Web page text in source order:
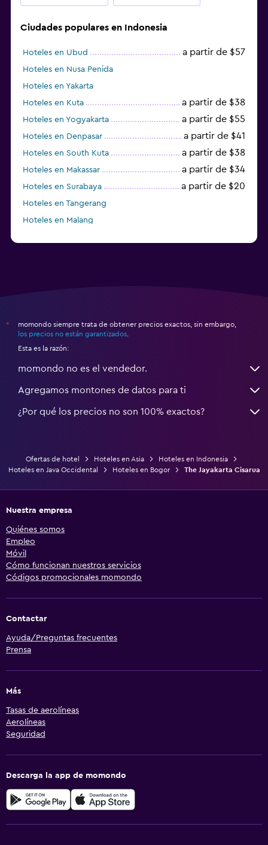
Ciudades populares en Indonesia
Hoteles en Ubud a partir de $57
Hoteles en Nusa Penida
Hoteles en Yakarta
Hoteles en Kuta
a partir de $38
Hoteles en Yogyakarta a partir de $55
Hoteles en Denpasar a partir de $41
Hoteles en South Kuta a partir de $38
Hoteles en Makassar a partir de $34
Hoteles en Surabaya a partir de $20
Hoteles en Tangerang
Hoteles en Malang
*
momondo siempre trata de obtener precios exactos, sin embargo,
los precios no están garantizados
Esta es la razón:
momondo no es el vendedor.
Agregamos montones de datos para ti
¿Por qué los precios no son 100% exactos?
Ofertas de hotel Hoteles en Asia
Hoteles en Indonesia
Hoteles en Java Occidental
Hoteles en Bogor The Jayakarta Cisarua
Nuestra empresa
Quiénes somos
Empleo
Móvil
Cómo funcionan nuestros servicios
Códigos promocionales momondo
Contactar
Ayuda/Preguntas frecuentes
Prensa
Más
Tasas de aerolíneas
Aerolíneas
Seguridad
Descarga la app de momondo